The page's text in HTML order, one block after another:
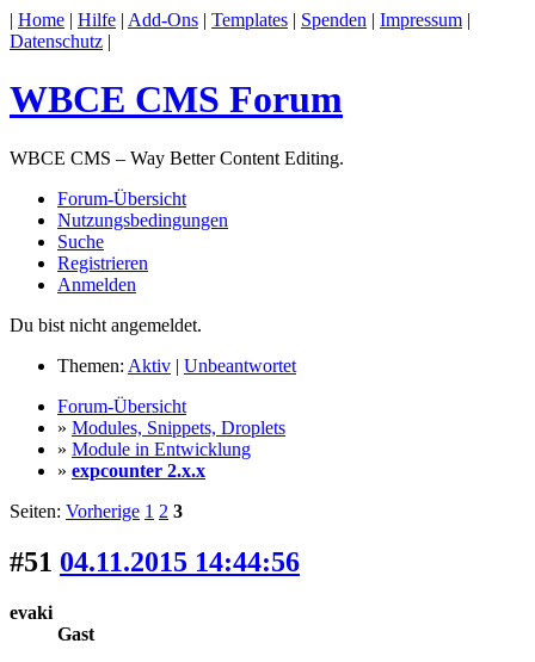
| Home | Hilfe | Add-Ons | Templates | Spenden | Impressum |
Datenschutz |
WBCE CMS Forum
WBCE CMS – Way Better Content Editing.
Forum-Übersicht
Nutzungsbedingungen
Suche
Registrieren
Anmelden
Du bist nicht angemeldet.
Themen: Aktiv | Unbeantwortet
Forum-Übersicht
» Modules, Snippets, Droplets
» Module in Entwicklung
» expcounter 2.x.x
Seiten: Vorherige 1 2 3
#51 04.11.2015 14:44:56
evaki
Gast